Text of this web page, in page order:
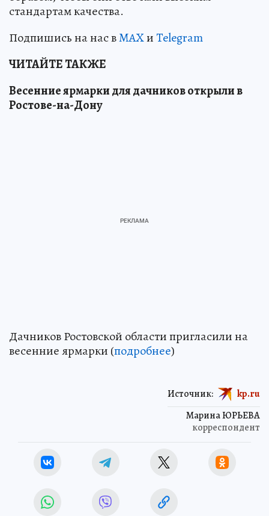
стандартам качества.
Подпишись на нас вMAXиTelegram
ЧИТАЙТЕ ТАКЖЕ
Весенние ярмарки для дачников открыли в
Ростове-на-Дону
Дачников Ростовской области пригласили на
весенние ярмарки (подробнее)
Марина ЮРЬЕВА
корреспондент
Источник: kp.ru